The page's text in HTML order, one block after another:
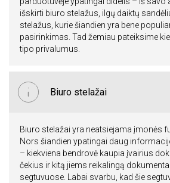
išskirti biuro stelažus, ilgų daiktų
stelažus, kurie šiandien yra bene
pasirinkimas. Tad žemiau pateiksime
tipo privalumus.
Biuro stelažai
Biuro stelažai yra neatsiejama įmonės
Nors šiandien ypatingai daug
– kiekviena bendrovė kaupia įvairius
čekius ir kitą jiems reikalingą
segtuvuose. Labai svarbu, kad šie